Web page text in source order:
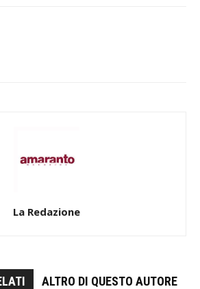
La Redazione
ALTRO DI QUESTO AUTORE